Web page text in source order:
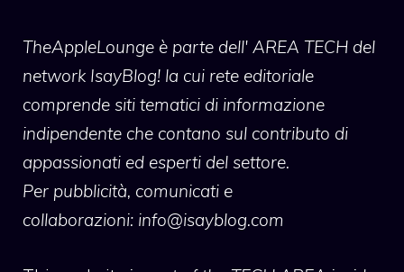
TheAppleLounge è parte dell' AREA TECH del
network IsayBlog! la cui rete editoriale
comprende siti tematici di informazione
indipendente che contano sul contributo di
appassionati ed esperti del settore.
Per pubblicità, comunicati e
collaborazioni: info@isayblog.com